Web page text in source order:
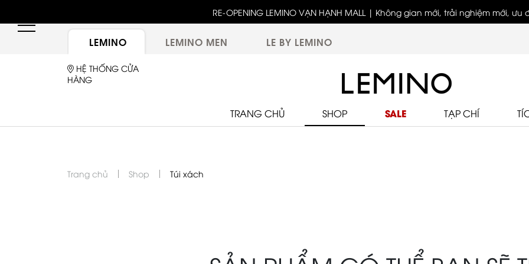
túi LEMINO với logo Double L mới sau một thập kỷ
RE-OPENING LEMINO VẠN HẠNH MALL | Không gian mới, trải nghiệm mới, ưu
biệt
LEMINO LEMINO MEN LE BY LEMINO
HỆ THỐNG CỬA
HÀNG
TRANG CHỦ SHOP SALE TẠP CHÍ
Trang chủ Shop Túi xách